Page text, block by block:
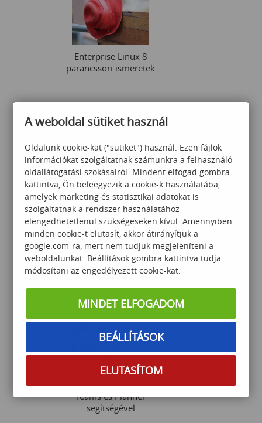
Enterprise Linux 8
parancssori ismeretek
249 000 Ft
Diagramok/Think Cell
75 000Ft
A káoszból kontroll -
Hatékony projektvezetés
Teams és Planner
segítségével
A weboldal sütiket használ
Oldalunk cookie-kat ("sütiket") használ. Ezen fájlok
információkat szolgáltatnak számunkra a felhasználó
oldallátogatási szokásairól. Mindent elfogad gombra
kattintva, Ön beleegyezik a cookie-k használatába,
amelyek marketing és statisztikai adatokat is
szolgáltatnak a rendszer használatához
elengedhetetlenül szükségeseken kívül. Amennyiben
minden cookie-t elutasít, akkor átirányítjuk a
google.com-ra, mert nem tudjuk megjeleníteni a
weboldalunkat. Beállítások gombra kattintva tudja
módosítani az engedélyezett cookie-kat.
MINDET ELFOGADOM
BEÁLLÍTÁSOK
ELUTASÍTOM